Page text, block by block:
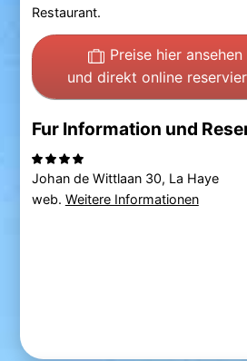
Restaurant.
Preise hier ansehen
und direkt online
Fur Information und
Johan de Wittlaan 30, La Haye
web. Weitere Informationen